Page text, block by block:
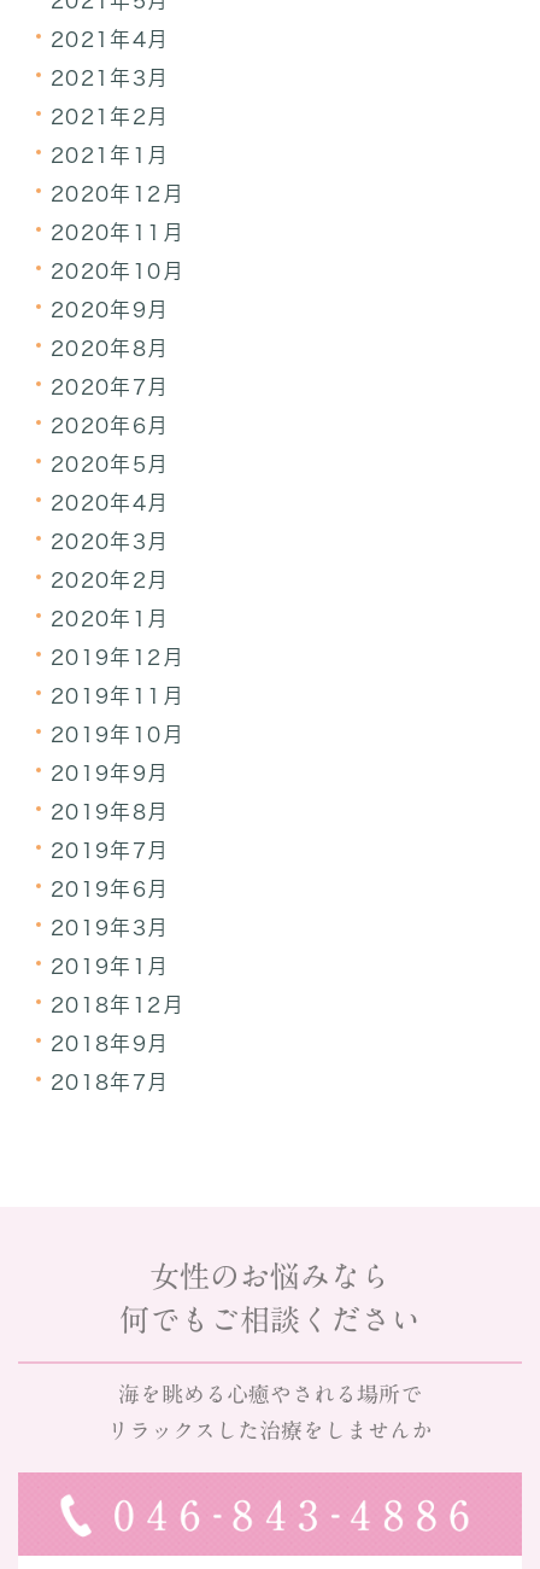
2021年4月
2021年3月
2021年2月
2021年1月
2020年12月
2020年11月
2020年10月
2020年9月
2020年8月
2020年7月
2020年6月
2020年5月
2020年4月
2020年3月
2020年2月
2020年1月
2019年12月
2019年11月
2019年10月
2019年9月
2019年8月
2019年7月
2019年6月
2019年3月
2019年1月
2018年12月
2018年9月
2018年7月
女性のお悩みなら
何でもご相談ください
海を眺める心癒やされる場所で
リラックスした治療をしませんか